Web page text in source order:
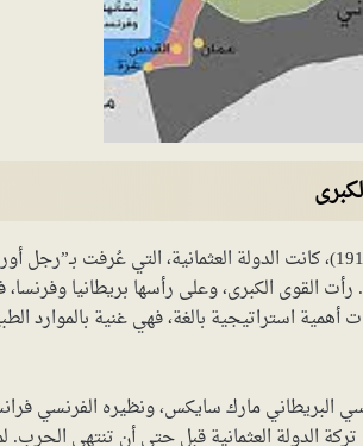
في خضمّ الحرب العالمية الأولى (1914-1918)، كانت الدولة
القوى الكبرى، وعلى رأسها بريطانيا
أهمية استراتيجية بالغة، فهي غنية بالموارد
البريطاني مارك سايكس، ونظيره الفرنسي
الدولة العثمانية قبل حتى أن تنتهي